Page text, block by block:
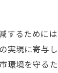
するために
実現に寄与
環境を守る